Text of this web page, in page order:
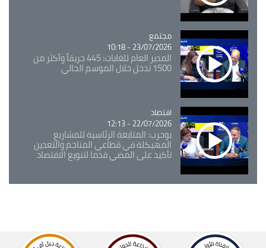
Catégorie
مجتمع
23/07/2026 - 10:18
المدير العام للغابات: 445 حريقاً وأكثر من
1500 تدخل خلال الموسم الحالي
Catégorie
اقتصاد
22/07/2026 - 12:13
بوحرب: المتابعة الرئاسية للمشاريع
المهيكلة في قطاعي المناجم والتعدين
تأكيد على المضي قدما لتنويع الاقتصاد